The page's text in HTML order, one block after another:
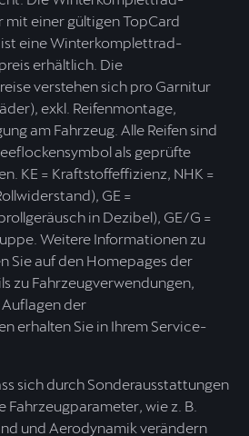
mit einer gültigen TopCard
eine Winterkomplettrad-
erhältlich. Die
verstehen sich pro Garnitur
exkl. Reifenmontage,
am Fahrzeug. Alle Reifen sind
als geprüfte
KE = Kraftstoffeffizienz, NHK =
GE =
in Dezibel), GE/G =
Weitere Informationen zu
Sie auf den Homepages der
zu Fahrzeugverwendungen,
der
erhalten Sie in Ihrem Service-
sich durch Sonderausstattungen
Fahrzeugparameter, wie z. B.
und Aerodynamik verändern